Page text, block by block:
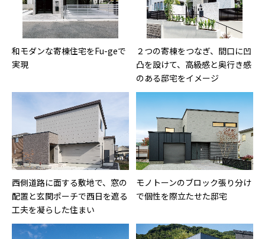
和モダンな寄棟住宅をFu-geで
実現
２つの寄棟をつなぎ、間口に凹
凸を設けて、高級感と奥行き感
のある邸宅をイメージ
西側道路に面する敷地で、窓の
配置と玄関ポーチで西日を遮る
工夫を凝らした住まい
モノトーンのブロック張り分け
で個性を際立たせた邸宅